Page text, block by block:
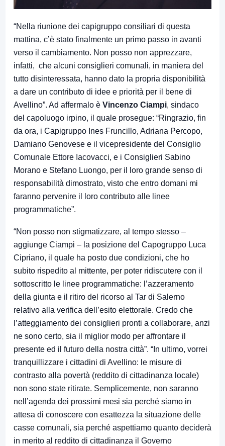
“Nella riunione dei capigruppo consiliari di questa
mattina, c’è stato finalmente un primo passo in avanti
verso il cambiamento. Non posso non apprezzare,
infatti, che alcuni consiglieri comunali, in maniera del
tutto disinteressata, hanno dato la propria disponibilità
a dare un contributo di idee e priorità per il bene di
Avellino”. Ad affermalo è Vincenzo Ciampi, sindaco
del capoluogo irpino, il quale prosegue: “Ringrazio, fin
da ora, i Capigruppo Ines Fruncillo, Adriana Percopo,
Damiano Genovese e il vicepresidente del Consiglio
Comunale Ettore Iacovacci, e i Consiglieri Sabino
Morano e Stefano Luongo, per il loro grande senso di
responsabilità dimostrato, visto che entro domani mi
faranno pervenire il loro contributo alle linee
programmatiche”.
“Non posso non stigmatizzare, al tempo stesso –
aggiunge Ciampi – la posizione del Capogruppo Luca
Cipriano, il quale ha posto due condizioni, che ho
subito rispedito al mittente, per poter ridiscutere con il
sottoscritto le linee programmatiche: l’azzeramento
della giunta e il ritiro del ricorso al Tar di Salerno
relativo alla verifica dell’esito elettorale. Credo che
l’atteggiamento dei consiglieri pronti a collaborare, anzi
ne sono certo, sia il miglior modo per affrontare il
presente ed il futuro della nostra città”. “In ultimo, vorrei
tranquillizzare i cittadini di Avellino: le misure di
contrasto alla povertà (reddito di cittadinanza locale)
non sono state ritirate. Semplicemente, non saranno
nell’agenda dei prossimi mesi sia perché siamo in
attesa di conoscere con esattezza la situazione delle
casse comunali, sia perché aspettiamo quanto deciderà
in merito al reddito di cittadinanza il Governo